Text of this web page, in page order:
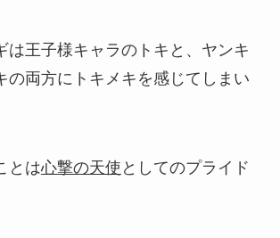
は王子様キャラのトキと、ヤンキ
の両方にトキメキを感じてしまい
とは心撃の天使 としてのプライド